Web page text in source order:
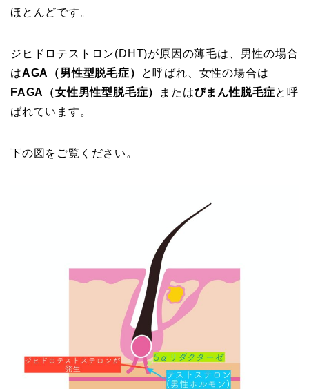
ほとんどです。
ジヒドロテストロン(DHT)が原因の薄毛は、男性の場合
はAGA（男性型脱毛症）
と呼ばれ、女性の場合は
FAGA（女性男性型脱毛症）
またはびまん性脱毛症と呼
ばれています。
下の図をご覧ください。